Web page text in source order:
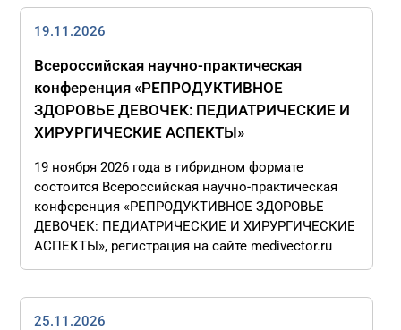
19.11.2026
Всероссийская научно-практическая
конференция «РЕПРОДУКТИВНОЕ
ЗДОРОВЬЕ ДЕВОЧЕК: ПЕДИАТРИЧЕСКИЕ И
ХИРУРГИЧЕСКИЕ АСПЕКТЫ»
19 ноября 2026 года в гибридном формате
состоится Всероссийская научно-практическая
конференция «РЕПРОДУКТИВНОЕ ЗДОРОВЬЕ
ДЕВОЧЕК: ПЕДИАТРИЧЕСКИЕ И ХИРУРГИЧЕСКИЕ
АСПЕКТЫ», регистрация на сайте medivector.ru
25.11.2026